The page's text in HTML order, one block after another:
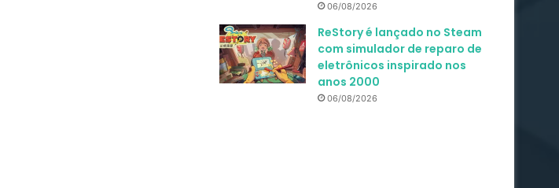
06/08/2026
ReStory é lançado no Steam
com simulador de reparo de
eletrônicos inspirado nos
anos 2000
06/08/2026